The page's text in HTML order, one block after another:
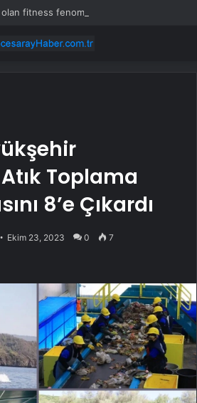
Toplama
8’e Çıkardı
Ekim 23, 2023 0 7